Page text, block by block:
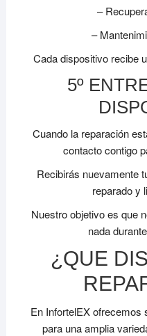
–
–
Cada dispositivo recibe
5º
Cuando la reparación
contacto contigo
Recibirás nuevamente
reparado y
Nuestro objetivo es que
nada
¿QUE
En InfortelEX ofrecemos
para una amplia